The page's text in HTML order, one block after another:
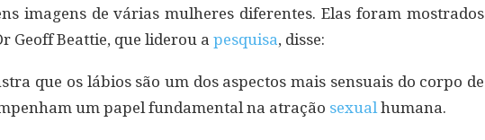
imagens de várias mulheres diferentes. Elas foram mostrados
Geoff Beattie, que liderou a pesquisa, disse:
que os lábios são um dos aspectos mais sensuais do corpo de
um papel fundamental na atração sexualhumana.